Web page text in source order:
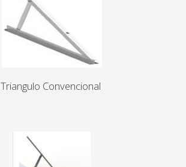
Triangulo Convencional